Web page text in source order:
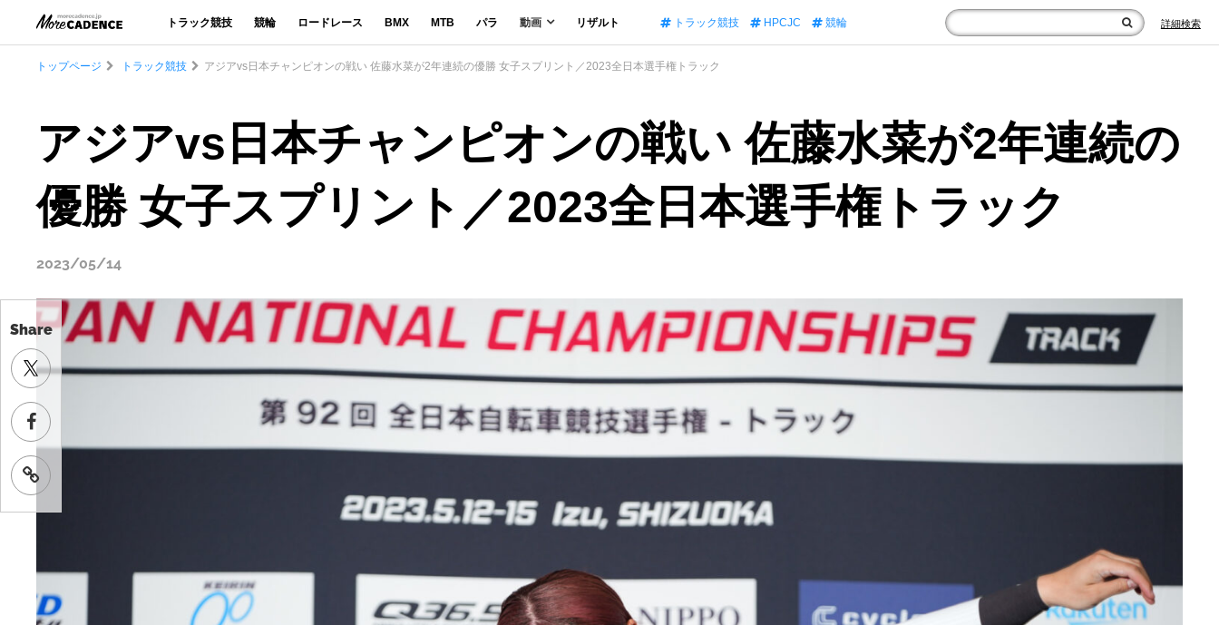
トラック競技 競輪 ロードレース BMX MTB パラ 動画 リザルト トラック競技 HPCJC 競輪 詳細検索
Share
トップページ トラック競技 アジアvs日本チャンピオンの戦い 佐藤水菜が2年連続の優勝 女子スプリント／2023全日本選手権トラック
アジアvs日本チャンピオンの戦い 佐藤水菜が2年連続の
優勝 女子スプリント／2023全日本選手権トラック
2023/05/14